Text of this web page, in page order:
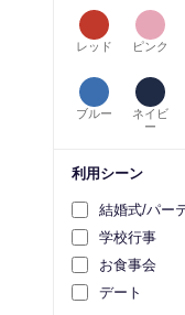
レッド ピンク
ブルー
ネイビ
ー
利用シーン
結婚式/パー
学校行事
お食事会
デート